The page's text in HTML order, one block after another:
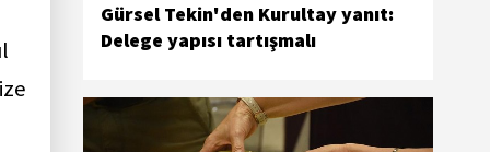
Gürsel Tekin'den Kurultay yanıt:
Delege yapısı tartışmalı